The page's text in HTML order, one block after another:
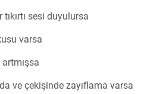
sesi duyulursa
varsa
artmışsa
ve çekişinde zayıflama varsa